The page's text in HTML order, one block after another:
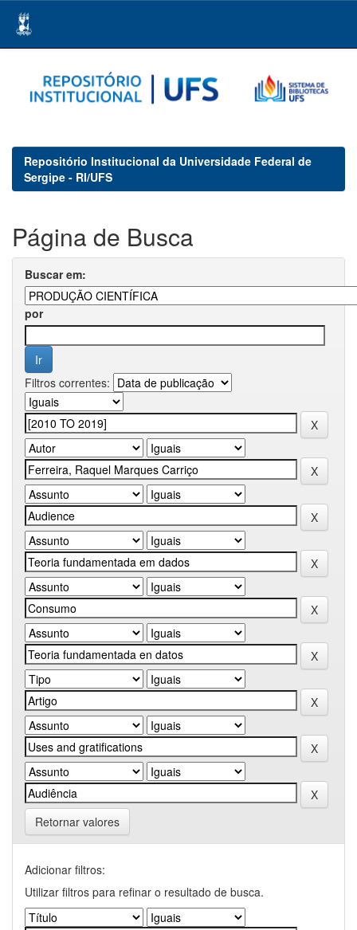
navigation
Repositório Institucional da Universidade Federal de
Sergipe - RI/UFS
Página de Busca
Buscar em:
por
Filtros correntes:
Retornar valores
Adicionar filtros:
Utilizar filtros para refinar o resultado de busca.